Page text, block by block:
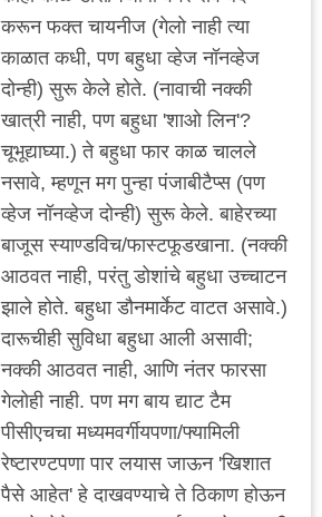
करून फक्त चायनीज (गेलो नाही त्या
काळात कधी, पण बहुधा व्हेज नॉनव्हेज
दोन्ही) सुरू केले होते. (नावाची नक्की
खात्री नाही, पण बहुधा 'शाओ लिन'?
चूभूद्याघ्या.) ते बहुधा फार काळ चालले
नसावे, म्हणून मग पुन्हा पंजाबीटैप्स (पण
व्हेज नॉनव्हेज दोन्ही) सुरू केले. बाहेरच्या
बाजूस स्याण्डविच/फास्टफूडखाना. (नक्की
आठवत नाही, परंतु डोशांचे बहुधा उच्चाटन
झाले होते. बहुधा डौनमार्केट वाटत असावे.)
दारूचीही सुविधा बहुधा आली असावी;
नक्की आठवत नाही, आणि नंतर फारसा
गेलोही नाही. पण मग बाय द्याट टैम
पीसीएचचा मध्यमवर्गीयपणा/फ्यामिली
रेष्टारण्टपणा पार लयास जाऊन 'खिशात
पैसे आहेत' हे दाखवण्याचे ते ठिकाण होऊन